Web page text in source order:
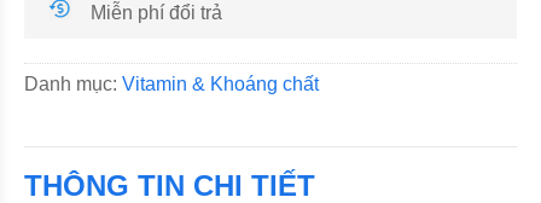
Miễn phí đổi trả
Danh mục: Vitamin & Khoáng chất
THÔNG TIN CHI TIẾT